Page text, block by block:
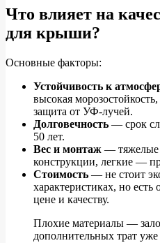
Что влияет на
для крыши?
Основные факторы:
Устойчивость к
высокая
защита от УФ-лучей.
Долговечность — срок
50 лет.
Вес и монтаж — тяжелые
конструкции, легкие —
Стоимость — не стоит
характеристиках, но
цене и качеству.
Плохие материалы —
дополнительных трат уже